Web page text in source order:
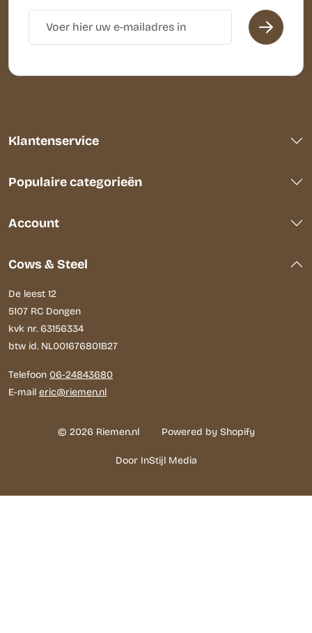
Klantenservice
Populaire categorieën
Account
Cows & Steel
De leest 12
5107 RC Dongen
kvk nr. 63156334
btw id. NL001676801B27
Telefoon 06-24843680
E-mail eric@riemen.nl
© 2026 Riemen.nl Powered by Shopify
Door InStijl Media